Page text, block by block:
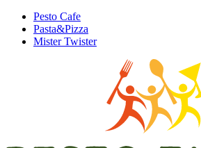
Pesto Cafe
Pasta&Pizza
Mister Twister